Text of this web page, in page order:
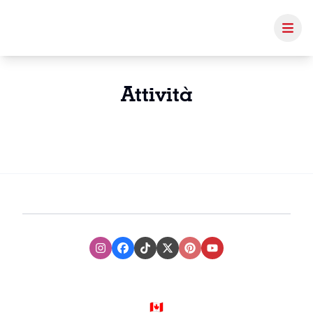
Attività
InstagramFacebook
TikTokXTwitter
PinterestYoutube
🇨🇦